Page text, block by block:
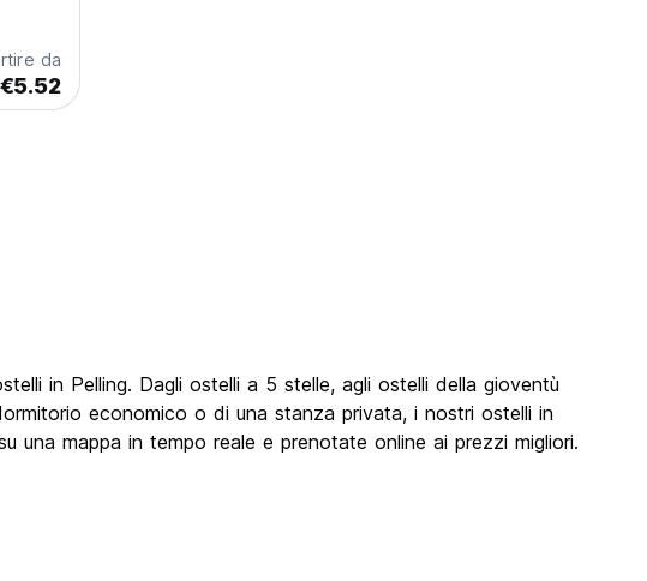
da
€5.52
in Pelling. Dagli ostelli a 5 stelle, agli ostelli della gioventù
economico o di una stanza privata, i nostri ostelli in
una mappa in tempo reale e prenotate online ai prezzi migliori.